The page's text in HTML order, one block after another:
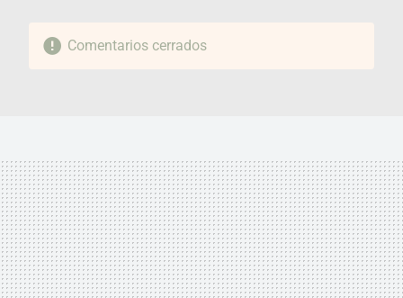
Comentarios cerrados